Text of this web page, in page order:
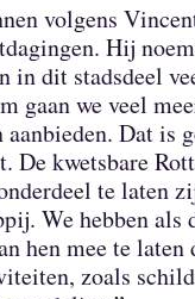
volgens
Hij
in dit stadsdeel
gaan we veel
Dat is
De kwetsbare
te laten
We hebben als
hen mee te laten
zoals